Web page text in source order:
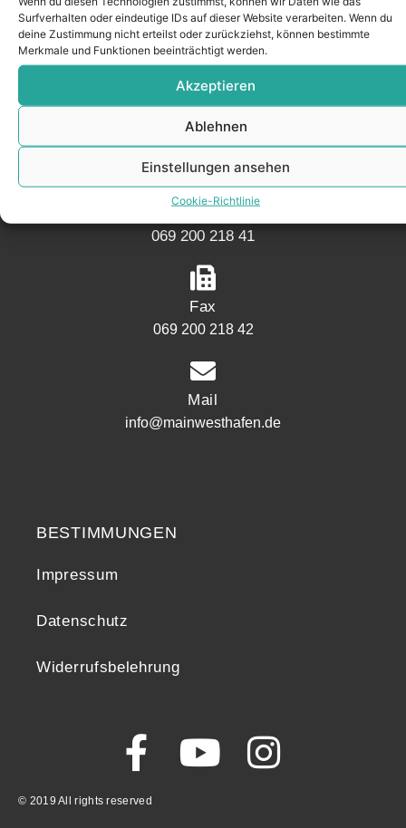
Surfverhalten oder eindeutige IDs auf dieser Website verarbeiten. Wenn du
deine Zustimmung nicht erteilst oder zurückziehst, können bestimmte
Merkmale und Funktionen beeinträchtigt werden.
Akzeptieren
Ablehnen
Einstellungen ansehen
Cookie-Richtlinie
KONTAKT
Adresse
Mainwesthafen Immobilien Speicherstraße 5
60327 Frankfurt
Telefon
069 200 218 41
Fax
069 200 218 42
Mail
info@mainwesthafen.de
BESTIMMUNGEN
Impressum
Datenschutz
Widerrufsbelehrung
© 2019 All rights reserved